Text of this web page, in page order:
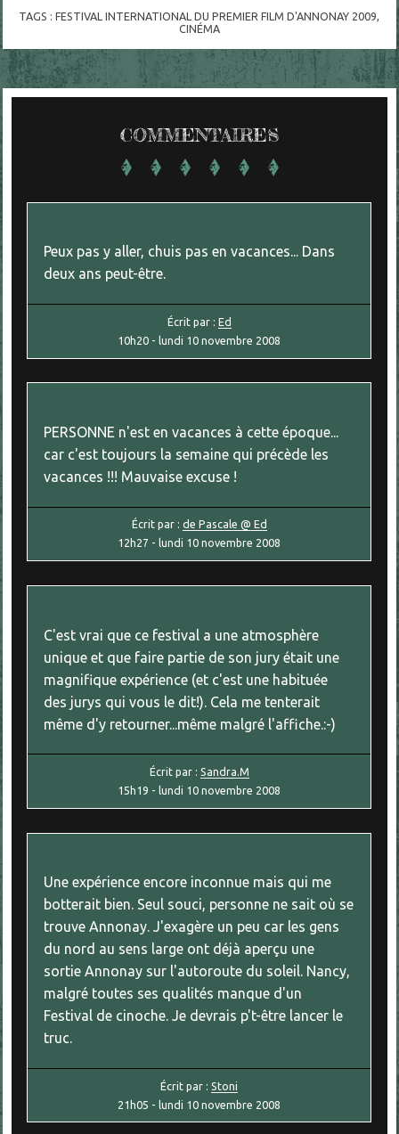
TAGS :FESTIVAL INTERNATIONAL DU PREMIER FILM D'ANNONAY 2009
CINÉMA
COMMENTAIRES
Peux pas y aller, chuis pas en vacances... Dans
deux ans peut-être.
Écrit par : Ed
10h20 -lundi 10 novembre 2008
PERSONNE n'est en vacances à cette époque...
car c'est toujours la semaine qui précède les
vacances !!! Mauvaise excuse !
Écrit par : de Pascale @ Ed
12h27 - lundi 10 novembre 2008
C'est vrai que ce festival a une atmosphère
unique et que faire partie de son jury était une
magnifique expérience (et c'est une habituée
des jurys qui vous le dit!). Cela me tenterait
même d'y retourner...même malgré l'affiche.:-)
Écrit par : Sandra.M
15h19 - lundi 10 novembre 2008
Une expérience encore inconnue mais qui me
botterait bien. Seul souci, personne ne sait où se
trouve Annonay. J'exagère un peu car les gens
du nord au sens large ont déjà aperçu une
sortie Annonay sur l'autoroute du soleil. Nancy,
malgré toutes ses qualités manque d'un
Festival de cinoche. Je devrais p't-être lancer le
truc.
Écrit par :Stoni
21h05 -lundi 10 novembre 2008